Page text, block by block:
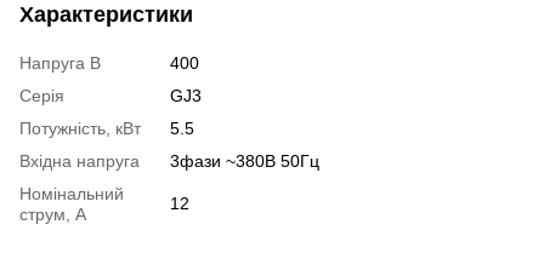
Характеристики
Напруга В
400
Серія
GJ3
Потужність, кВт
5.5
Вхідна напруга
3фази ~380В 50Гц
Номінальний
струм, А
12